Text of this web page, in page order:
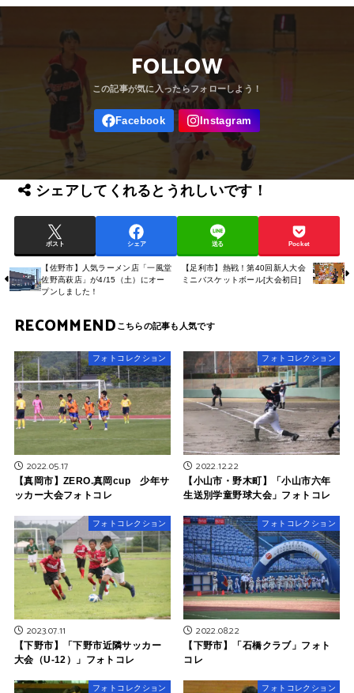
FOLLOW
シェアしてくれるとうれしいです！
ポスト シェア 送る Pocket
【佐野市】人気ラーメン店「一風堂
佐野高萩店」が4/15（土）にオー
プンしました！
【足利市】熱戦！第40回新人大会
ミニバスケットボール[大会初日]
RECOMMEND
フォトコレクション
2022.05.17
【真岡市】ZERO.真岡cup 少年サ
ッカー大会フォトコレ
フォトコレクション
2022.12.22
【小山市・野木町】「小山市六年
生送別学童野球大会」フォトコレ
フォトコレクション
2023.07.11
【下野市】「下野市近隣サッカー
大会（U-12）」フォトコレ
フォトコレクション
2022.08.22
【下野市】「石橋クラブ」フォト
コレ
フォトコレクション フォトコレクション